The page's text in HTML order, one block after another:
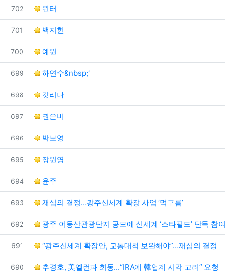
번호
702 윈터
번호
701 백지헌
번호
700 예원
번호
699 하연수&nbsp;1
번호
698 갓리나
번호
697 권은비
번호
696 박보영
번호
695 장원영
번호
694 윤주
번호
693 재심의 결정…광주신세계 확장 사업 ‘먹구름’
번호
692 광주 어등산관광단지 공모에 신세계 ‘스타필드’ 단독 참여
번호
691 “광주신세계 확장안, 교통대책 보완해야”…재심의 결정
번호
690 추경호, 美옐런과 회동...“IRA에 韓업계 시각 고려” 요청